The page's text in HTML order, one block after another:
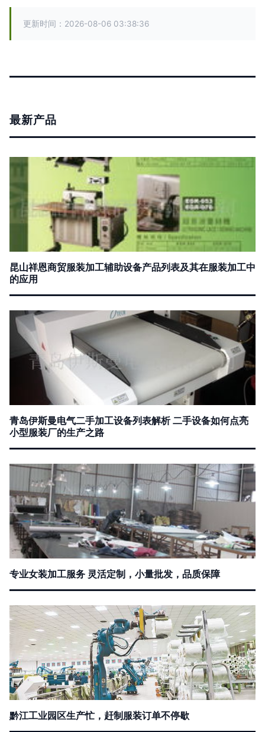
更新时间：2026-08-06 03:38:36
最新产品
昆山祥恩商贸服装加工辅助设备产品列表及其在服装加工中
的应用
青岛伊斯曼电气二手加工设备列表解析 二手设备如何点亮
小型服装厂的生产之路
专业女装加工服务 灵活定制，小量批发，品质保障
黔江工业园区生产忙，赶制服装订单不停歇